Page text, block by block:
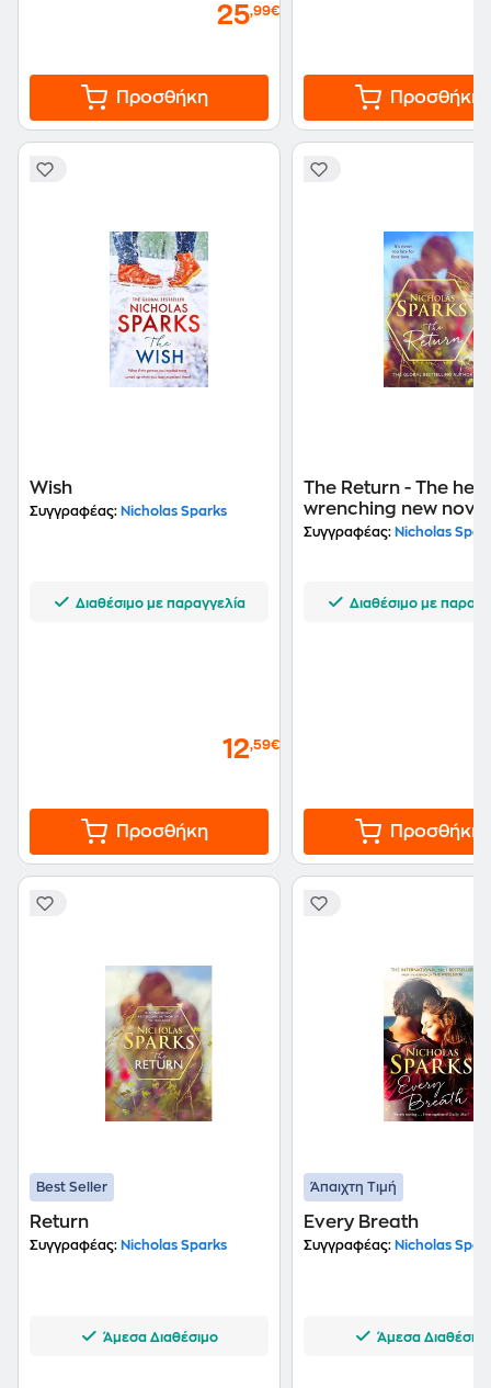
25,99€
Προσθήκη Προσθήκη
Wish
Συγγραφέας: Nicholas Sparks
Διαθέσιμο με παραγγελία
12,59€
Προσθήκη
The Return - The
wrenching new
the bestselling
Συγγραφέας: Nicholas
Διαθέσιμο με
Προσθήκη
Best Seller
Return
Συγγραφέας: Nicholas Sparks
Άμεσα Διαθέσιμο
Άπαιχτη Τιμή
Every Breath
Συγγραφέας: Nicholas
Άμεσα Διαθέσιμο